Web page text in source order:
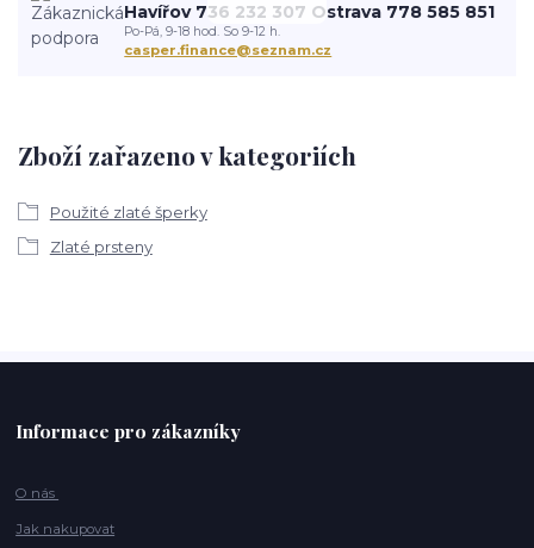
Zboží zařazeno v kategoriích
Použité zlaté šperky
Zlaté prsteny
Havířov 736 232 307 Ostrava 778 585 851
Po-Pá, 9-18 hod. So 9-12 h.
casper.finance@seznam.cz
Informace pro zákazníky
O nás
Jak nakupovat